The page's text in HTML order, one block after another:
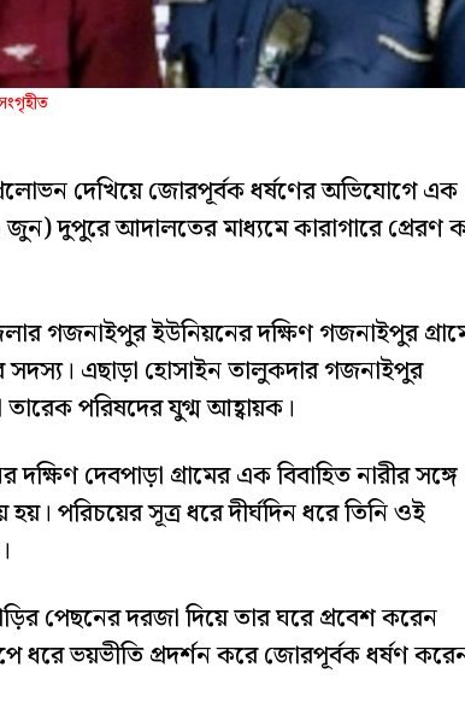
দেখিয়ে জোরপূর্বক ধর্ষণের অভিযোগে এক
দুপুরে আদালতের মাধ্যমে কারাগারে প্রেরণ
গজনাইপুর ইউনিয়নের দক্ষিণ গজনাইপুর
সদস্য। এছাড়া হোসাইন তালুকদার গজনাইপুর
তারেক পরিষদের যুগ্ম আহ্বায়ক।
দেবপাড়া গ্রামের এক বিবাহিত নারীর সঙ্গে
পরিচয়ের সূত্র ধরে দীর্ঘদিন ধরে তিনি ওই
পেছনের দরজা দিয়ে তার ঘরে প্রবেশ করেন
ভয়ভীতি প্রদর্শন করে জোরপূর্বক ধর্ষণ